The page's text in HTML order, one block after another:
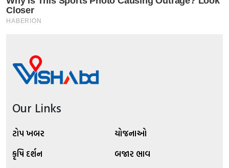
Our Links
ટોપ ખબર
યોજનાઓ
કૃષિ દર્શન
બજાર ભાવ